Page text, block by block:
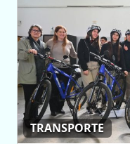
TRANSPORTE